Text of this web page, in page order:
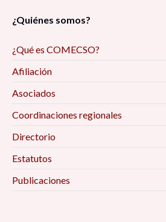
¿Quiénes somos?
¿Qué es COMECSO?
Afiliación
Asociados
Coordinaciones regionales
Directorio
Estatutos
Publicaciones